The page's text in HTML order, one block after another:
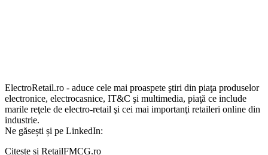
ElectroRetail.ro - aduce cele mai proaspete ştiri din piaţa produselor
electronice, electrocasnice, IT&C şi multimedia, piaţă ce include
marile reţele de electro-retail şi cei mai importanţi retaileri online din
industrie.
Ne găsești și pe LinkedIn:
Citește și RetailFMCG.ro